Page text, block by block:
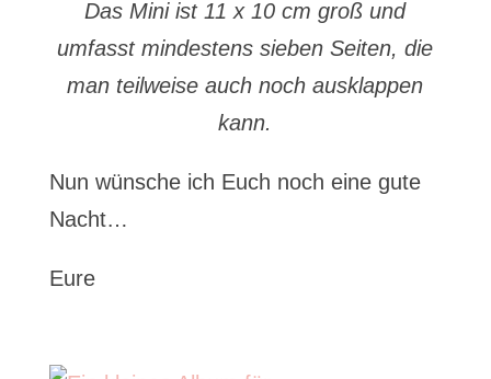
Das Mini ist 11 x 10 cm groß und
umfasst mindestens sieben Seiten, die
man teilweise auch noch ausklappen
kann.
Nun wünsche ich Euch noch eine gute
Nacht…
Eure